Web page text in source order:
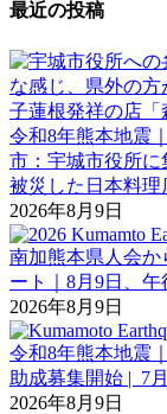
最近の投稿
令和8年熊本地震
市：宇城市役所
被災した日本料理
2026年8月9日
南加熊本県人会か
ート｜8月9日、
2026年8月9日
令和8年熊本地震
助成募集開始 | 7
2026年8月9日